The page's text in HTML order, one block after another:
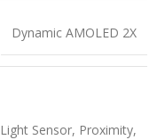
Dynamic AMOLED 2X
Light Sensor, Proximity,